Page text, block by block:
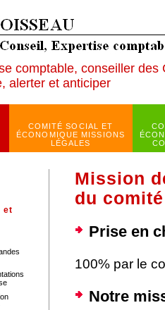
comptable, conseiller des
alerter et anticiper
COMITÉ SOCIAL ET
ÉCONOMIQUE MISSIONS
LÉGALES
et
Mission
du comité
Prise en
100% par le
Notre